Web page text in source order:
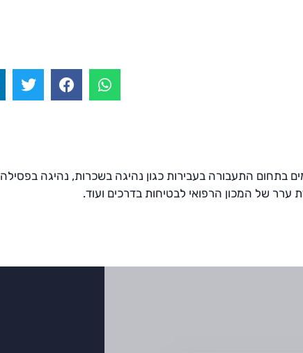
בתחום התעבורה בעבירות כגון נהיגה בשכרות, נהיגה בפסילה
ערר של המכון הרפואי לבטיחות בדרכים ועוד.